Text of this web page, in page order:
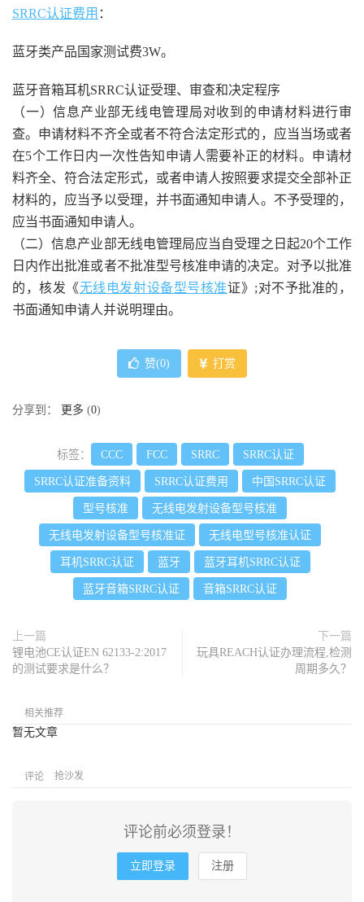
SRRC认证费用 ：
蓝牙类产品国家测试费3W。
蓝牙音箱耳机SRRC认证受理、审查和决定程序
（一）信息产业部无线电管理局对收到的申请材料进行审
查。申请材料不齐全或者不符合法定形式的，应当当场或者
在5个工作日内一次性告知申请人需要补正的材料。申请材
料齐全、符合法定形式，或者申请人按照要求提交全部补正
材料的，应当予以受理，并书面通知申请人。不予受理的，
应当书面通知申请人。
（二）信息产业部无线电管理局应当自受理之日起20个工作
日内作出批准或者不批准型号核准申请的决定。对予以批准
的，核发《无线电发射设备型号核准证》;对不予批准的，
书面通知申请人并说明理由。
赞(0) 打赏
分享到： 更多 (0)
标签： CCC FCC SRRC SRRC认证
SRRC认证准备资料 SRRC认证费用 中国SRRC认证
型号核准 无线电发射设备型号核准
无线电发射设备型号核准证 无线电型号核准认证
耳机SRRC认证 蓝牙 蓝牙耳机SRRC认证
蓝牙音箱SRRC认证 音箱SRRC认证
上一篇
锂电池CE认证EN 62133-2:2017
的测试要求是什么？
下一篇
玩具REACH认证办理流程,检测
周期多久？
相关推荐
暂无文章
评论 抢沙发
评论前必须登录！
立即登录 注册